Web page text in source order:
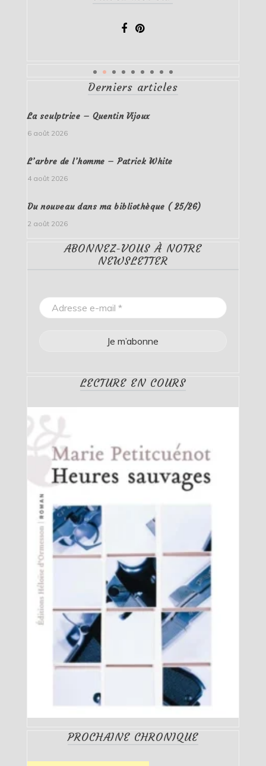
Derniers articles
La sculptrice – Quentin Vijoux
6 août 2026
L’arbre de l’homme – Patrick White
4 août 2026
Du nouveau dans ma bibliothèque ( 25/26)
2 août 2026
ABONNEZ-VOUS À NOTRE
NEWSLETTER
LECTURE EN COURS
PROCHAINE CHRONIQUE